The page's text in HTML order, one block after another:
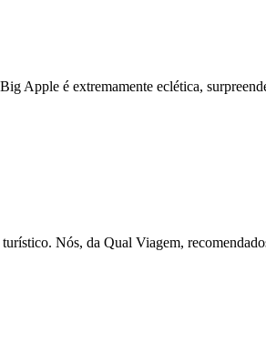
Apple é extremamente eclética,
Nós, da Qual Viagem,